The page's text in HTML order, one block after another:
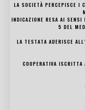
LA SOCIETÀ PERCEPISCE I
INDICAZIONE RESA AI SENSI
5 DEL
LA TESTATA ADERISCE
COOPERATIVA